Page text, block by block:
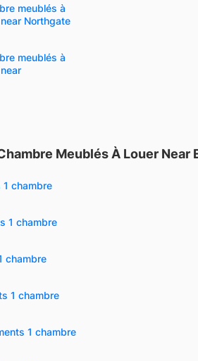
meublés à
Northgate
meublés à
Meublés À Louer Near
chambre
1 chambre
chambre
1 chambre
1 chambre